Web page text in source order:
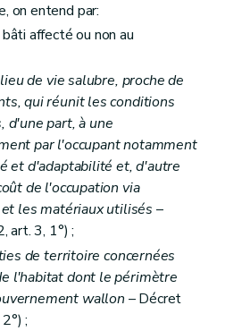
formes d'aides
d'octroi et de calcul des aides
procédure
on entend par:
affecté ou non au
de vie salubre, proche de
qui réunit les conditions
d'une part, à une
par l'occupant notamment
et d'adaptabilité et, d'autre
de l'occupation via
les matériaux utilisés –
art. 3, 1°) ;
de territoire concernées
l'habitat dont le périmètre
wallon – Décret
;